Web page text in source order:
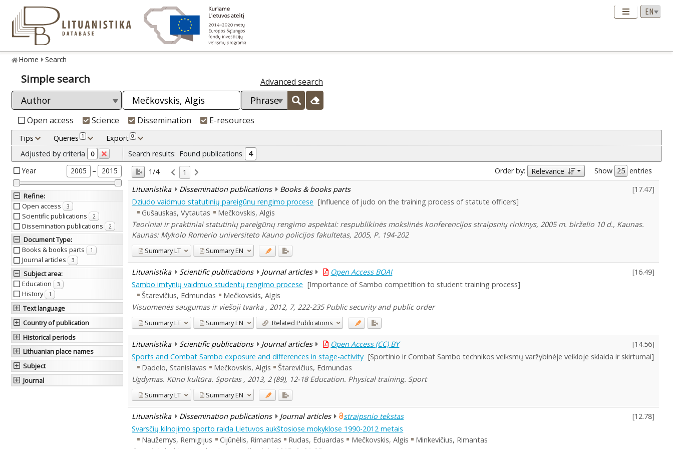
Home Search
Simple search Advanced search
Open access Science Dissemination E-resources
Tips Queries 1 Export 0
Adjusted by criteria 0
Year 2005 – 2015
Refine:
Open access
3
Scientific publications 2
Dissemination publications 2
Document Type:
Books & books parts
1
Journal articles 3
Subject area:
Education
3
History 1
Text language
Country of publication
Historical periods
Lithuanian place names
Subject
Journal
Search results: Found publications
4
1/4
1 Order by: Relevance Show
entries
Lituanistika
Dissemination publications Books & books parts [17.47]
Dziudo vaidmuo statutinių pareigūnų rengimo procese [Influence of judo on the training process of statute officers]
Gušauskas, Vytautas
Mečkovskis, Algis
Teoriniai ir praktiniai statutinių pareigūnų rengimo aspektai: respublikinės mokslinės konferencijos straipsnių rinkinys, 2005 m. birželio 10 d., Kaunas.
Kaunas: Mykolo Romerio universiteto Kauno policijos fakultetas, 2005, P. 194-202
SummaryLT SummaryEN
Lituanistika Scientific publications Journal articles Open Access BOAI [16.49]
Sambo imtynių vaidmuo studentų rengimo procese [Importance of Sambo competition to student training process]
Štarevičius, Edmundas
Mečkovskis, Algis
Visuomenės saugumas ir viešoji tvarka , 2012, 7, 222-235 Public security and public order
SummaryLT SummaryEN Related Publications
Lituanistika Scientific publications Journal articles Open Access (CC) BY [14.56]
Sports and Combat Sambo exposure and differences in stage-activity [Sportinio ir Combat Sambo technikos veiksmų varžybinėje veikloje sklaida ir skirtumai]
Dadelo, Stanislavas
Mečkovskis, Algis
Štarevičius, Edmundas
Ugdymas. Kūno kultūra. Sportas , 2013, 2 (89), 12-18 Education. Physical training. Sport
SummaryLT SummaryEN
Lituanistika Dissemination publications Journal articles straipsnio tekstas [12.78]
Svarsčių kilnojimo sporto raida Lietuvos aukštosiose mokyklose 1990-2012 metais
Naužemys, Remigijus
Cijūnėlis, Rimantas Rudas, Eduardas Mečkovskis, Algis
Minkevičius, Rimantas